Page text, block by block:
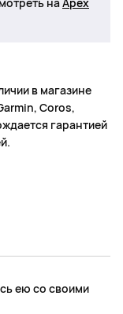
в магазине
Coros,
гарантией
ею со своими